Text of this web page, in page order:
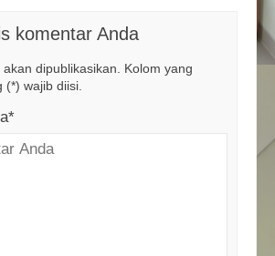
komentar Anda
akan dipublikasikan. Kolom yang
(*) wajib diisi.